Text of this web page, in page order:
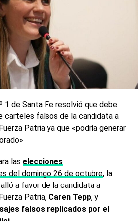
1 de Santa Fe resolvió que debe
carteles falsos de la candidata a
Patria ya que «podría generar
las elecciones
del domingo 26 de octubre, la
a favor de la candidata a
Patria,Caren Tepp, y
falsos replicados por el